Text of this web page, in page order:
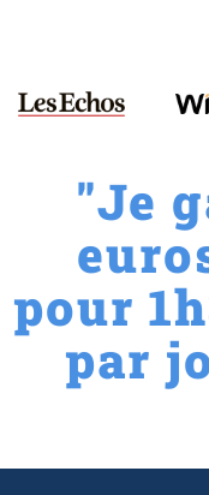
"Je
pour
par